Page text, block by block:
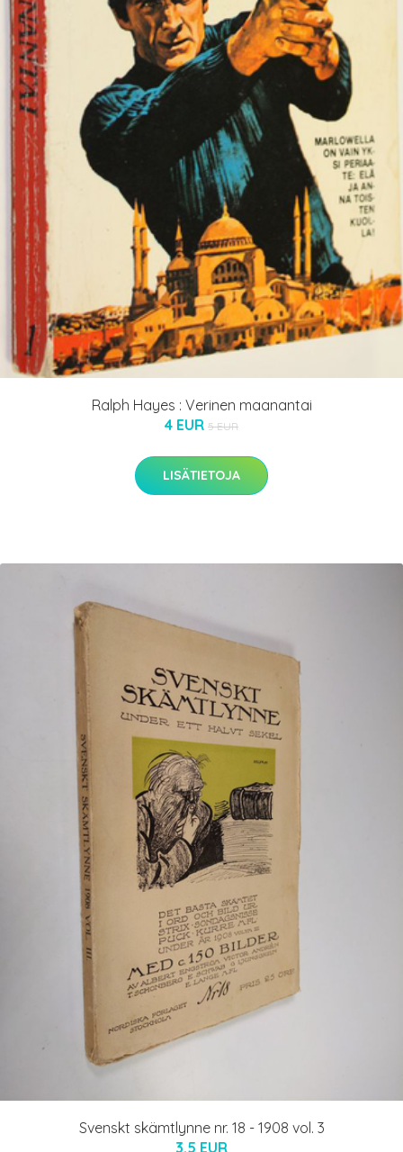
Ralph Hayes : Verinen maanantai
4 EUR 5 EUR
LISÄTIETOJA
Svenskt skämtlynne nr. 18 - 1908 vol. 3
3.5 EUR